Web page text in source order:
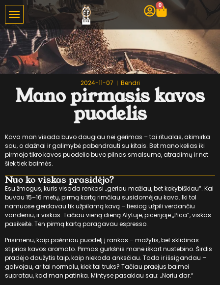
0
2024-11-07 Bendri
Mano pirmasis kavos
puodelis
Kava man visada buvo daugiau nei gėrimas – tai ritualas, akimirka
sau, o dažnai ir galimybė pabendrauti su kitais. Bet mano kelias iki
pirmojo tikro kavos puodelio buvo pilnas smalsumo, atradimų ir net
šiek tiek baimės.
Nuo ko viskas prasidėjo?
Esu žmogus, kuris visada renkasi „geriau mažiau, bet kokybiškiau“. Kai
buvau 15–16 metų, pirmą kartą rimčiau susidomėjau kava. Iki tol
namuose gerdavau tik užpilamą kavą – tiesiog užpili verdančiu
vandeniu, ir viskas. Tačiau vieną dieną Alytuje, picerijoje „Pica“, viskas
pasikeitė. Ten pirmą kartą paragavau espresso.
Prisimenu, kaip paėmiau puodelį į rankas – mažytis, bet sklidinas
stiprios kavos aromato. Pirmas gurkšnis mane iškart nustebino. Širdis
pradėjo daužytis taip, kaip niekada anksčiau. Tada ir išsigandau –
galvojau, ar tai normalu, kiek tai truks? Tačiau praėjus baimei
supratau, kad man patinka. Mintyse pasakiau sau: „Noriu dar.“